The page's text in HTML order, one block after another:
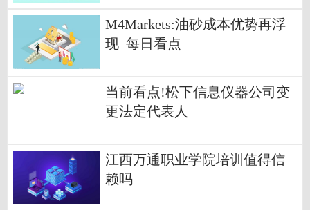
M4Markets:油砂成本优势再浮
现_每日看点
当前看点!松下信息仪器公司变
更法定代表人
江西万通职业学院培训值得信
赖吗